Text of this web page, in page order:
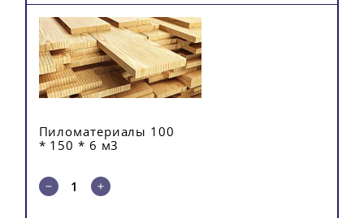
Пиломатериалы 100
* 150 * 6 м3